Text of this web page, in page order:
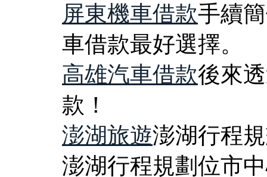
屏東機車借款手續
車借款最好選擇。
高雄汽車借款後來
款！
澎湖旅遊澎湖行程
澎湖行程規劃位市